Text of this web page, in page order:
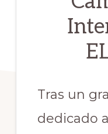
Tras un
dedicado